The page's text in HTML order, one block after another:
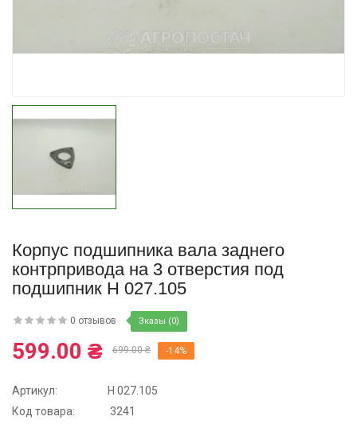
Корпус подшипника вала заднего
контрпривода на 3 отверстия под
подшипник Н 027.105
0 отзывов Зказы (0)
599.00 ₴ 699.00 ₴ -14%
Артикул:
Н 027.105
Код товара:
3241